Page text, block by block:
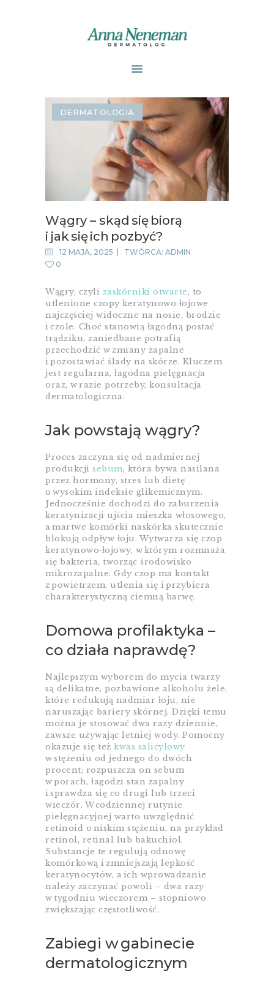
PUBLIKACJE
ZABIEGI
O MNIE
GABINETY
WPISY
KONTAKT
DERMATOLOGIA
Wągry – skąd się biorą
i jak się ich pozbyć?
12 MAJA, 2025 TWÓRCA: ADMIN
0
Wągry, czyli zaskórniki otwarte, to
utlenione czopy keratynowo‑łojowe
najczęściej widoczne na nosie, brodzie
i czole. Choć stanowią łagodną postać
trądziku, zaniedbane potrafią
przechodzić w zmiany zapalne
i pozostawiać ślady na skórze. Kluczem
jest regularna, łagodna pielęgnacja
oraz, w razie potrzeby, konsultacja
dermatologiczna.
Jak powstają wągry?
Proces zaczyna się od nadmiernej
produkcji sebum, która bywa nasilana
przez hormony, stres lub dietę
o wysokim indeksie glikemicznym.
Jednocześnie dochodzi do zaburzenia
keratynizacji ujścia mieszka włosowego,
a martwe komórki naskórka skutecznie
blokują odpływ łoju. Wytwarza się czop
keratynowo‑łojowy, w którym rozmnaża
się bakteria, tworząc środowisko
mikrozapalne. Gdy czop ma kontakt
z powietrzem, utlenia się i przybiera
charakterystyczną ciemną barwę.
Domowa profilaktyka –
co działa naprawdę?
Najlepszym wyborem do mycia twarzy
są delikatne, pozbawione alkoholu żele,
które redukują nadmiar łoju, nie
naruszając bariery skórnej. Dzięki temu
można je stosować dwa razy dziennie,
zawsze używając letniej wody. Pomocny
okazuje się też kwas salicylowy
w stężeniu od jednego do dwóch
procent; rozpuszcza on sebum
w porach, łagodzi stan zapalny
i sprawdza się co drugi lub trzeci
wieczór. W codziennej rutynie
pielęgnacyjnej warto uwzględnić
retinoid o niskim stężeniu, na przykład
retinol, retinal lub bakuchiol.
Substancje te regulują odnowę
komórkową i zmniejszają lepkość
keratynocytów, a ich wprowadzanie
należy zaczynać powoli – dwa razy
w tygodniu wieczorem – stopniowo
zwiększając częstotliwość.
Zabiegi w gabinecie
dermatologicznym